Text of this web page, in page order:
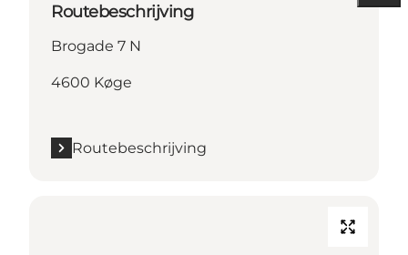
Routebeschrijving
Brogade 7 N
4600 Køge
Routebeschrijving